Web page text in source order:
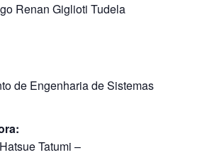
Renan Giglioti Tudela
de Engenharia de Sistemas
Tatumi –